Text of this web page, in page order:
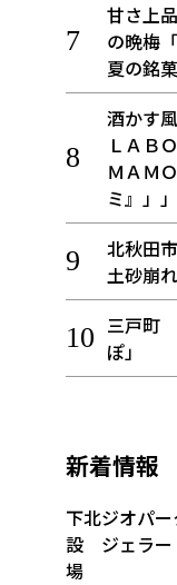
甘さ上
の晩梅
夏の銘
酒かす
ＬＡ
ＭＡＭ
ミ』」
北秋田
土砂崩
三戸町
ぽ」
新着情報
下北ジオパ
設 ジェラー
場